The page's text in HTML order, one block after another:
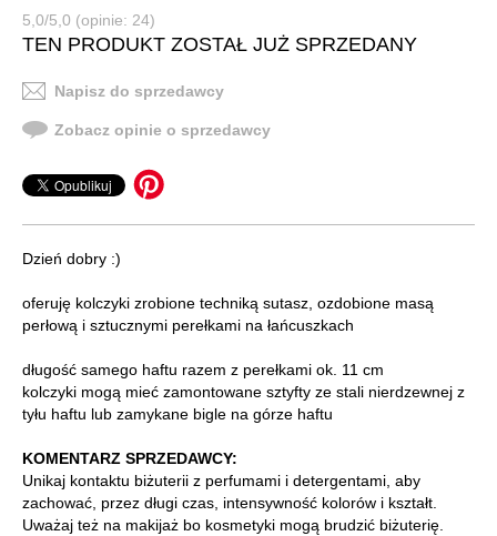
5,0/5,0 (opinie: 24)
TEN PRODUKT ZOSTAŁ JUŻ SPRZEDANY
Napisz do sprzedawcy
Zobacz opinie o sprzedawcy
Dzień dobry :)
oferuję kolczyki zrobione techniką sutasz, ozdobione masą
perłową i sztucznymi perełkami na łańcuszkach
długość samego haftu razem z perełkami ok. 11 cm
kolczyki mogą mieć zamontowane sztyfty ze stali nierdzewnej z
tyłu haftu lub zamykane bigle na górze haftu
KOMENTARZ SPRZEDAWCY:
Unikaj kontaktu biżuterii z perfumami i detergentami, aby
zachować, przez długi czas, intensywność kolorów i kształt.
Uważaj też na makijaż bo kosmetyki mogą brudzić biżuterię.